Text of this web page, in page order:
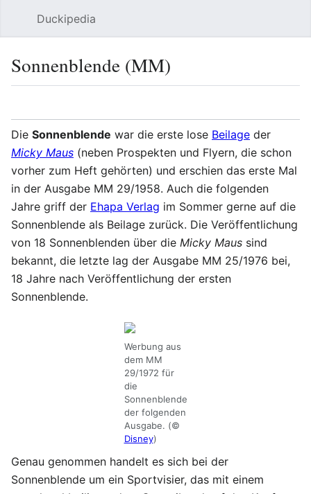
Duckipedia
Sonnenblende (MM)
Die Sonnenblende war die erste lose Beilage der
Micky Maus (neben Prospekten und Flyern, die schon
vorher zum Heft gehörten) und erschien das erste Mal
in der Ausgabe MM 29/1958. Auch die folgenden
Jahre griff der Ehapa Verlag im Sommer gerne auf die
Sonnenblende als Beilage zurück. Die Veröffentlichung
von 18 Sonnenblenden über die Micky Maus sind
bekannt, die letzte lag der Ausgabe MM 25/1976 bei,
18 Jahre nach Veröffentlichung der ersten
Sonnenblende.
Werbung aus
dem MM
29/1972 für
die
Sonnenblende
der folgenden
Ausgabe. (©
Disney)
Genau genommen handelt es sich bei der
Sonnenblende um ein Sportvisier, das mit einem